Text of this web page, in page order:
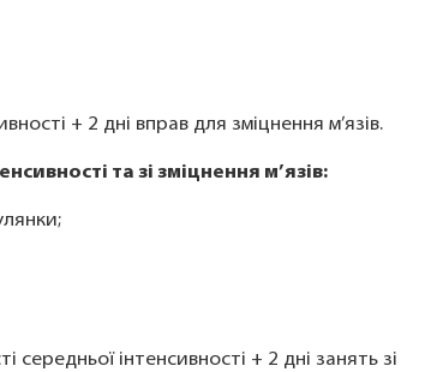
+ 2 дні вправ для зміцнення м’язів.
та зі зміцнення м’язів:
середньої інтенсивності + 2 дні занять зі